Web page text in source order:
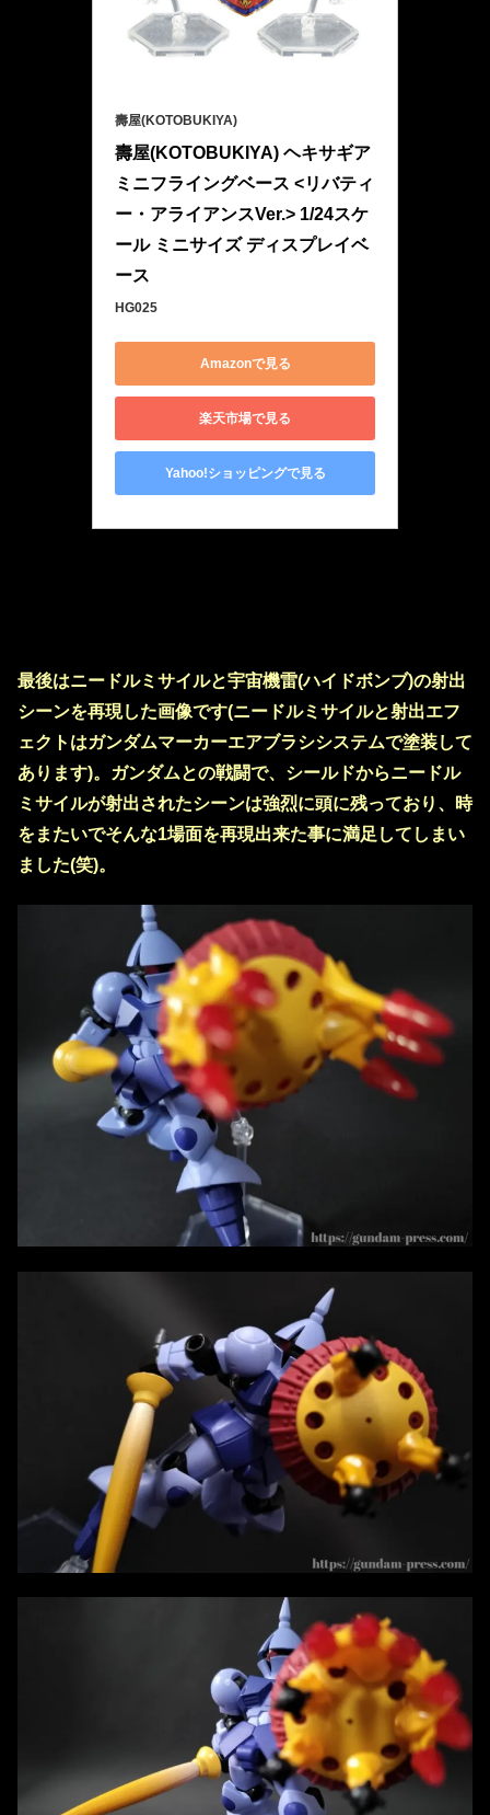
壽屋(KOTOBUKIYA)
壽屋(KOTOBUKIYA) ヘキサギア
ミニフライングベース <リバティ
ー・アライアンスVer.> 1/24スケ
ール ミニサイズ ディスプレイベ
ース
HG025
Amazonで見る
楽天市場で見る
Yahoo!ショッピングで見る
最後はニードルミサイルと宇宙機雷(ハイドボンブ)の射出
シーンを再現した画像です(ニードルミサイルと射出エフ
ェクトはガンダムマーカーエアブラシシステムで塗装して
あります)。ガンダムとの戦闘で、シールドからニードル
ミサイルが射出されたシーンは強烈に頭に残っており、時
をまたいでそんな1場面を再現出来た事に満足してしまい
ました(笑)。